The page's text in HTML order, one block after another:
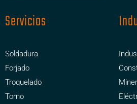
Servicios
Soldadura
Forjado
Troquelado
Torno